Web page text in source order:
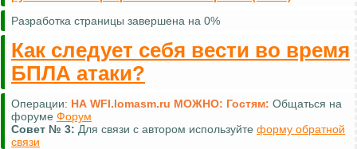
Разработка страницы завершена на 0%
Как следует себя вести во время
БПЛА атаки?
Операции: НА WFI.lomasm.ru МОЖНО: Гостям: Общаться на
форуме Форум
Совет № 3: Для связи с автором используйте форму обратной
связи